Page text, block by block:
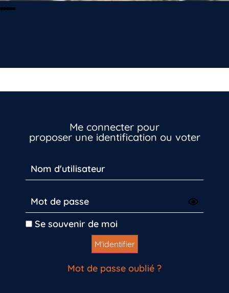
Me connecter pour
proposer une identification ou voter
Se souvenir de moi
Mot de passe oublié ?